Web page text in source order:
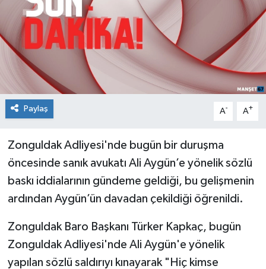
Paylaş A- A+
Zonguldak Adliyesi'nde bugün bir duruşma
öncesinde sanık avukatı Ali Aygün’e yönelik sözlü
baskı iddialarının gündeme geldiği, bu gelişmenin
ardından Aygün’ün davadan çekildiği öğrenildi.
Zonguldak Baro Başkanı Türker Kapkaç, bugün
Zonguldak Adliyesi'nde Ali Aygün'e yönelik
yapılan sözlü saldırıyı kınayarak "Hiç kimse
Röportaj
Teknoloji